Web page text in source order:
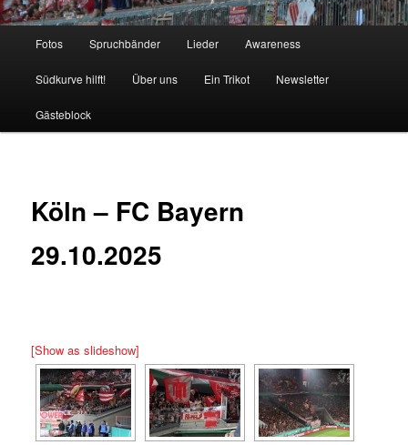
Fotos Spruchbänder Lieder Awareness
Südkurve hilft! Über uns Ein Trikot Newsletter
Gästeblock
Köln – FC Bayern
29.10.2025
[Show as slideshow]